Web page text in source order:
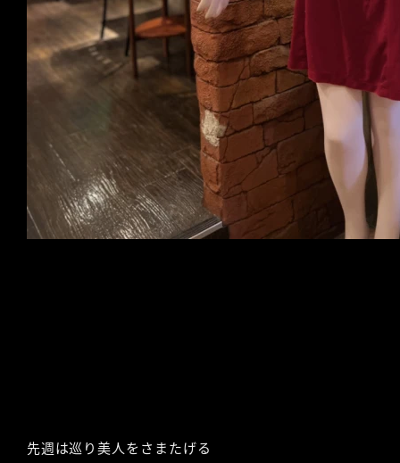
先週は巡り美人をさまたげる